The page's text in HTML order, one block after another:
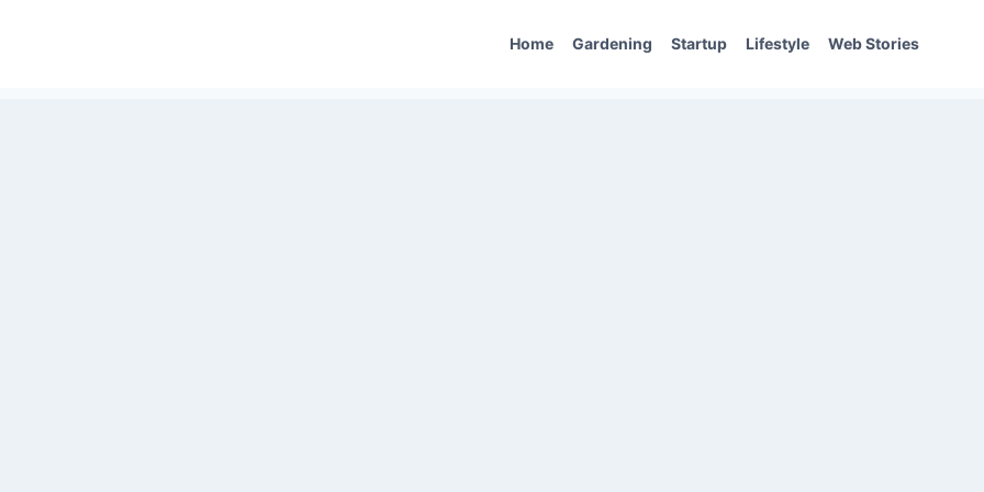
Home Gardening Startup Lifestyle Web Stories